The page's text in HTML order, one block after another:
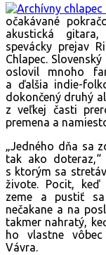
očakávané
akustická
spevácky prejav
Chlapec.
oslovil mnoho
a ďalšia indie-
dokončený druhý
z veľkej časti
premena a
„Jedného dňa sa
tak ako doteraz,“
s ktorým sa
živote. Pocit, keď
zeme a pustiť
nečakane a na
takmer nahratý,
ho vlastne vôbec
Vávra.